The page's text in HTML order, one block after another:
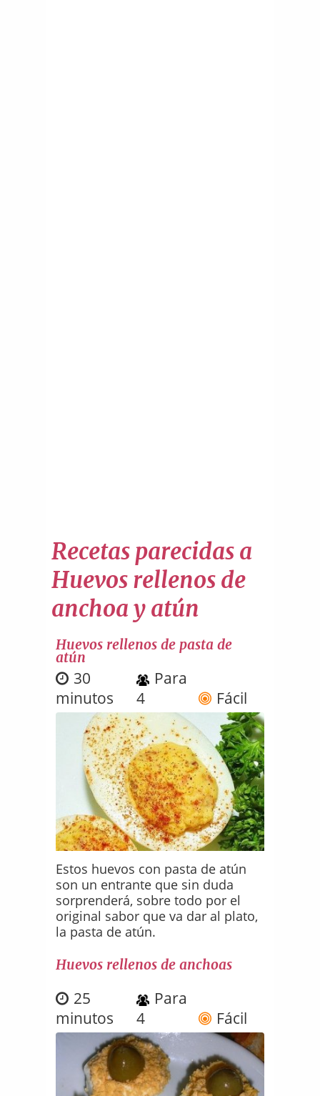
Recetas parecidas a
Huevos rellenos de
anchoa y atún
Huevos rellenos de pasta de
atún
30
minutos
Para
4
Fácil
Estos huevos con pasta de atún
son un entrante que sin duda
sorprenderá, sobre todo por el
original sabor que va dar al plato,
la pasta de atún.
Huevos rellenos de anchoas
25
minutos
Para
4
Fácil